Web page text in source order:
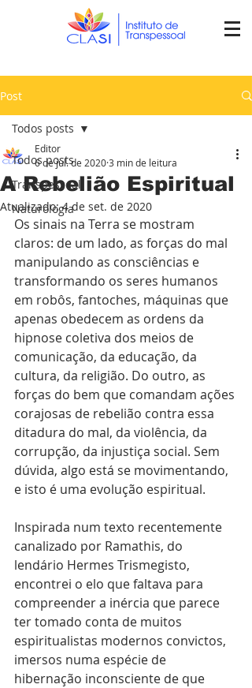
Post
Todos posts
Transpessoal
Naturologia
Todos posts
A Rebelião Espiritual
Editor
6 de jul. de 20203 min de leitura
Atualizado:4 de set. de 2020
Os sinais na Terra se mostram
claros: de um lado, as forças do mal
manipulando as consciências e
transformando os seres humanos
em robôs, fantoches, máquinas que
apenas obedecem as ordens da
hipnose coletiva dos meios de
comunicação, da educação, da
cultura, da religião. Do outro, as
forças do bem que comandam ações
corajosas de rebelião contra essa
ditadura do mal, da violência, da
corrupção, da injustiça social. Sem
dúvida, algo está se movimentando,
e isto é uma evolução espiritual.
Inspirada num texto recentemente
canalizado por Ramathis, do
lendário Hermes Trismegisto,
encontrei o elo que faltava para
compreender a inércia que parece
ter tomado conta de muitos
espiritualistas modernos convictos,
imersos numa espécie de
hibernação inconsciente de que